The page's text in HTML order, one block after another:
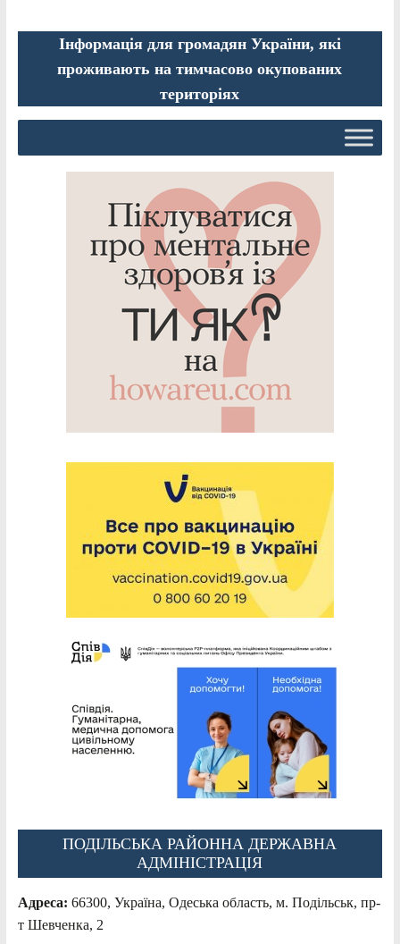
Інформація для громадян України, які
проживають на тимчасово окупованих
територіях
ПОДІЛЬСЬКА РАЙОННА ДЕРЖАВНА
АДМІНІСТРАЦІЯ
Адреса: 66300, Україна, Одеська область, м. Подільськ, пр-
т Шевченка, 2